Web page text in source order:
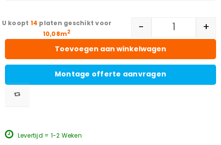
- +
Toevoegen aan winkelwagen
Montage offerte aanvragen
14 platen geschikt voor
10,08m2
Levertijd = 1-2 Weken